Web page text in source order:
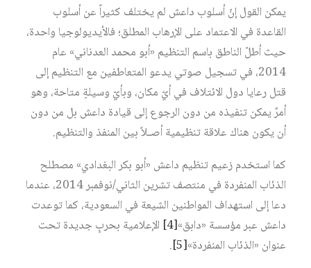
يمكن القول إنّ أسلوب داعش لم يختلف كثيراً عن أسلوب
القاعدة في الاعتماد على الإرهاب المطلق؛ فالأيديولوجيا واحدة،
حيث أطلّ الناطق باسم التنظيم «أبو محمد العدناني» عام
2014، في تسجيل صوتي يدعو المتعاطفين مع التنظيم إلى
قتل رعايا دول الائتلاف في أيّ مكان، وبأيّ وسيلةٍ متاحة، وهو
أمرٌ يمكن تنفيذه من دون الرجوع إلى قيادة داعش بل من دون
أن يكون هناك علاقة تنظيمية أصـلاً بين المنفذ والتنظيم.
كما استخدم زعيم تنظيم داعش «أبو بكر البغدادي» مصطلح
الذئاب المنفردة في منتصف تشرين الثاني/نوفمبر 2014، عندما
دعا إلى استهداف المواطنين الشيعة في السعودية، كما توعدت
داعش عبر مؤسسة «دابق»‏[4]
الإعلامية بحربٍ جديدة تحت
عنوان «الذئاب المنفردة»‏[5]
.